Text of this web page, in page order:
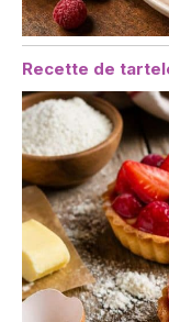
Recette de